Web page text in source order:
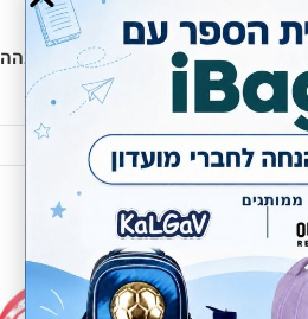
טרול גן פטרוניקס כחול כהה Kal Gav
₪119.00
79 ש"ח קוד
קופון 1979